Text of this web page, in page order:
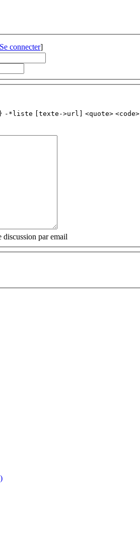
Se connecter]
-*liste [texte->url] <quote> <code>
discussion par email